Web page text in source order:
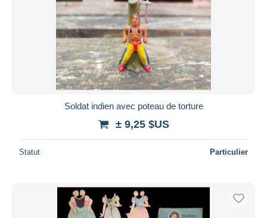
Soldat indien avec poteau de torture
± 9,25 $US
Statut Particulier